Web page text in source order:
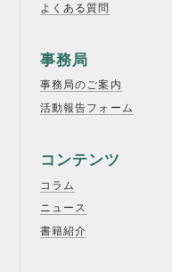
よくある質問
事務局
事務局のご案内
活動報告フォーム
コンテンツ
コラム
ニュース
書籍紹介